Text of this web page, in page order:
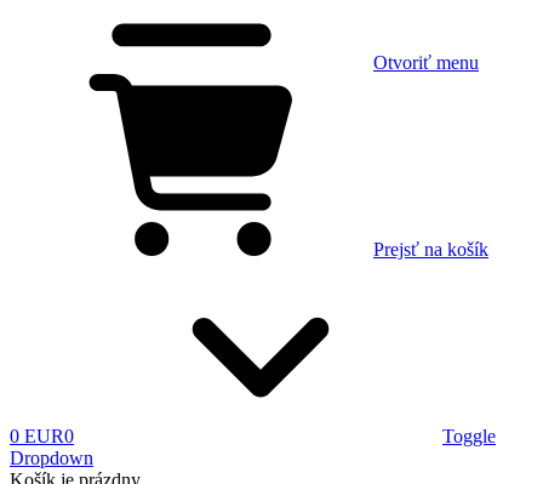
Otvoriť menu
Prejsť na košík
0 EUR0
Toggle
Dropdown
Košík je prázdny